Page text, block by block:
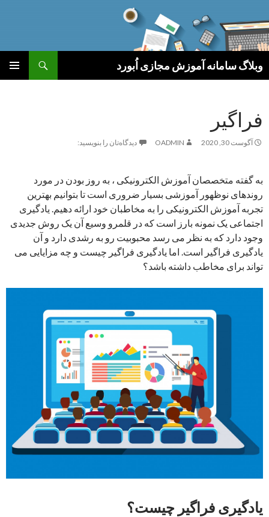
وبلاگ سامانه آموزش مجازی اُبورد
جست‌وجو
رفتن
فراگیر
آگوست 30, 2020 OADMIN دیدگاه‌تان را بنویسید:
به گفته متخصصان آموزش الکترونیکی ، به روز بودن در مورد
روندهای نوظهور آموزشی بسیار ضروری است تا بتوانیم بهترین
تجربه آموزش الکترونیکی را به مخاطبان خود ارائه دهیم. یادگیری
اجتماعی یک نمونه بارز است که در قلمرو وسیع آن یک روش جدیدی
وجود دارد که به نظر می رسد محبوبیت رو به رشدی دارد و آن
یادگیری فراگیر است. اما یادگیری فراگیر چیست و چه مزایایی می
تواند برای مخاطب داشته باشد؟
یادگیری فراگیر چیست؟